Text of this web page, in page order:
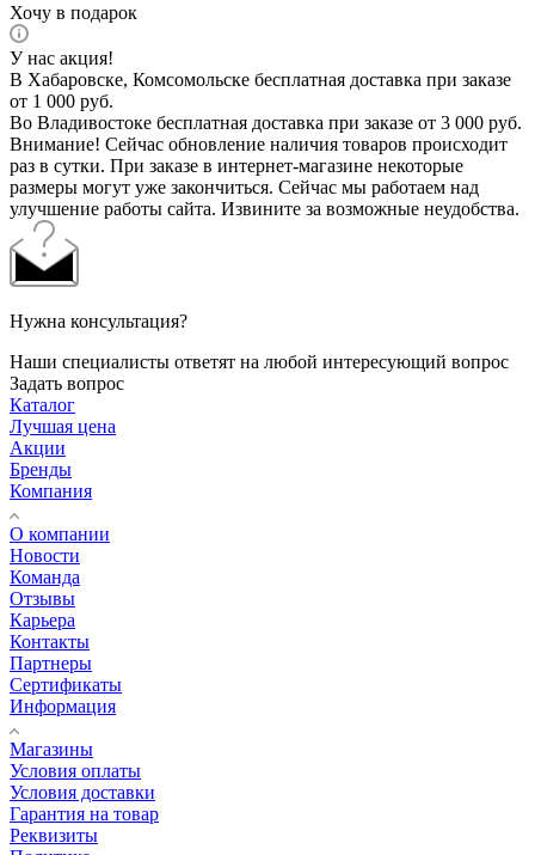
Хочу в подарок
У нас акция!
В Хабаровске, Комсомольске бесплатная доставка при заказе
от 1 000 руб.
Во Владивостоке бесплатная доставка при заказе от 3 000 руб.
Внимание! Сейчас обновление наличия товаров происходит
раз в сутки. При заказе в интернет-магазине некоторые
размеры могут уже закончиться. Сейчас мы работаем над
улучшение работы сайта. Извините за возможные неудобства.
Нужна консультация?
Наши специалисты ответят на любой интересующий вопрос
Задать вопрос
Каталог
Лучшая цена
Акции
Бренды
Компания
О компании
Новости
Команда
Отзывы
Карьера
Контакты
Партнеры
Сертификаты
Информация
Магазины
Условия оплаты
Условия доставки
Гарантия на товар
Реквизиты